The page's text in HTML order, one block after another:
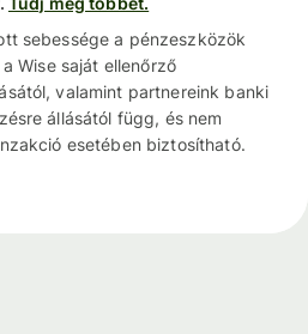
sebessége a pénzeszközök
Wise saját ellenőrző
valamint partnereink banki
állásától függ, és nem
esetében biztosítható.